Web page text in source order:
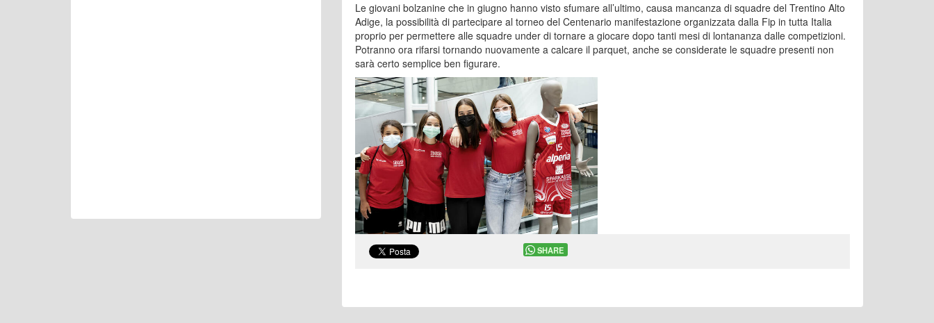
Le giovani bolzanine che in giugno hanno visto sfumare all’ultimo, causa mancanza di squadre del Trentino Alto
Adige, la possibilità di partecipare al torneo del Centenario manifestazione organizzata dalla Fip in tutta Italia
proprio per permettere alle squadre under di tornare a giocare dopo tanti mesi di lontananza dalle competizioni.
Potranno ora rifarsi tornando nuovamente a calcare il parquet, anche se considerate le squadre presenti non
sarà certo semplice ben figurare.
SHARE